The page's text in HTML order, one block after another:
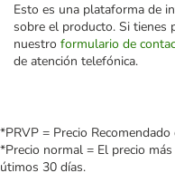
Esto es una plataforma de
sobre el producto. Si tienes
nuestro formulario de
de atención telefónica.
*PRVP = Precio
*Precio normal = El precio
útimos 30 días.